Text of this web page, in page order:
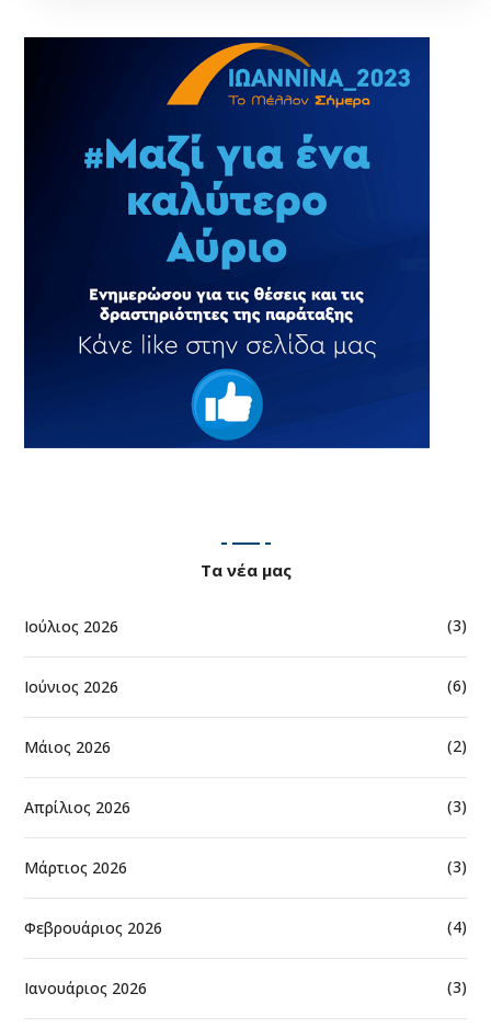
Τα νέα μας
Ιούλιος 2026 (3)
Ιούνιος 2026 (6)
Μάιος 2026 (2)
Απρίλιος 2026 (3)
Μάρτιος 2026 (3)
Φεβρουάριος 2026 (4)
Ιανουάριος 2026 (3)